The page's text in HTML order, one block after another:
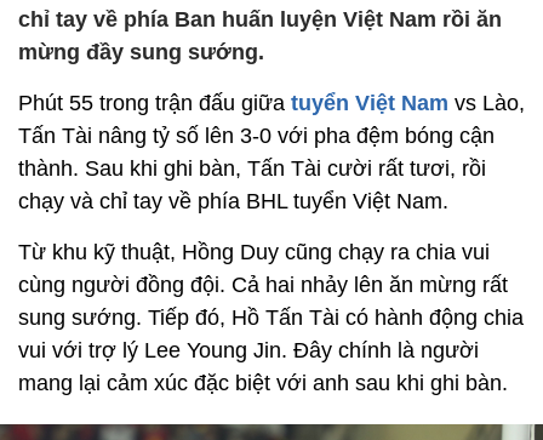
chỉ tay về phía Ban huấn luyện Việt Nam rồi ăn
mừng đầy sung sướng.
Phút 55 trong trận đấu giữa tuyển Việt Nam vs Lào,
Tấn Tài nâng tỷ số lên 3-0 với pha đệm bóng cận
thành. Sau khi ghi bàn, Tấn Tài cười rất tươi, rồi
chạy và chỉ tay về phía BHL tuyển Việt Nam.
Từ khu kỹ thuật, Hồng Duy cũng chạy ra chia vui
cùng người đồng đội. Cả hai nhảy lên ăn mừng rất
sung sướng. Tiếp đó, Hồ Tấn Tài có hành động chia
vui với trợ lý Lee Young Jin. Đây chính là người
mang lại cảm xúc đặc biệt với anh sau khi ghi bàn.